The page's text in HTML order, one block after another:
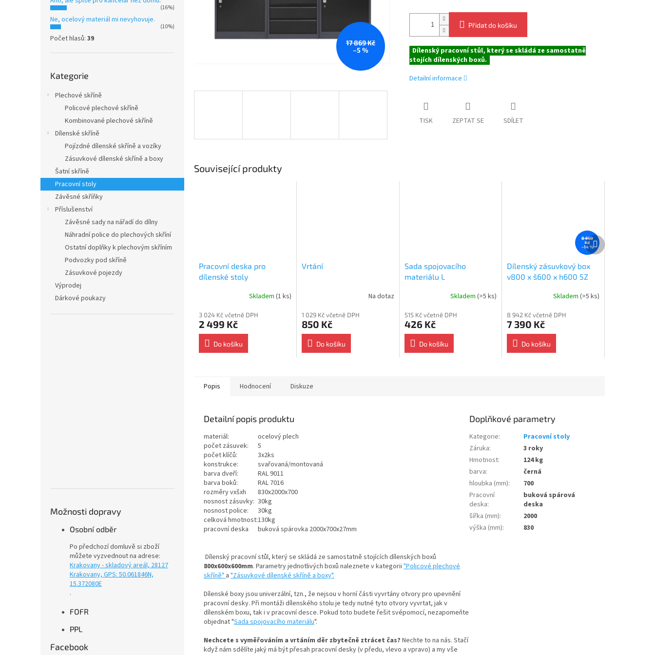
(16%)
Ne, ocelový materiál mi nevyhovuje.
(10%)
Počet hlasů: 39
kategorie
Kategorie
Plechové skříně
Policové plechové skříně
Kombinované plechové skříně
Dílenské skříně
Pojízdné dílenské skříně a vozíky
Zásuvkové dílenské skříně a boxy
Šatní skříně
Pracovní stoly
Závěsné skříňky
Příslušenství
Závěsné sady na nářadí do dílny
Náhradní police do plechových skříní
Ostatní doplňky k plechovým skříním
Podvozky pod skříně
Zásuvkové pojezdy
Výprodej
Dárkové poukazy
Možnosti dopravy
Osobní odběr
Po předchozí domluvě si zboží
můžete vyzvednout na adrese:
Krakovany - skladový areál, 28127
Krakovany, GPS: 50.061846N,
15.372080E
.
FOFR
PPL
Facebook
17 869 Kč
–5 %
Přidat do košíku
Dílenský pracovní stůl, který se skládá ze samostatně
stojích dílenských boxů.
Detailní informace
TISK ZEPTAT SE SDÍLET
Související produkty
Pracovní deska pro
dílenské stoly
produktu
je
5.0
5
Skladem (1 ks)
3 024 Kč včetně DPH
2 499 Kč
Do košíku
Vrtání
Na dotaz
1 029 Kč včetně DPH
850 Kč
Do košíku
Sada spojovacího
materiálu L
Skladem(>5 ks)
515 Kč včetně DPH
426 Kč
Do košíku
8 660
Kč
–14 %
Dílenský zásuvkový box
v800 x š600 x h600 5Z
Skladem (>5 ks)
8 942 Kč včetně DPH
7 390 Kč
Do košíku
Další
produkt
Popis Hodnocení Diskuze
Detailní popis produktu
materiál:
ocelový plech
počet zásuvek:
5
počet klíčů:
3x2ks
konstrukce:
svařovaná/montovaná
barva dveří:
RAL 9011
barva boků:
RAL 7016
rozměry vxšxh
830x2000x700
nosnost zásuvky: 30kg
nosnost police:
30kg
celková hmotnost:130kg
pracovní deska
buková spárovka 2000x700x27mm
Dílenský pracovní stůl, který se skládá ze samostatně stojících dílenských boxů
800x600x600mm. Parametry jednotlivých boxů naleznete v kategorii "Policové plechové
skříně" a "Zásuvkové dílenské skříně a boxy".
Dílenské boxy jsou univerzální, tzn., že nejsou v horní části vyvrtány otvory pro upevnění
pracovní desky. Při montáži dílenského stolu je tedy nutné tyto otvory vyvrtat, jak v
dílenském boxu, tak i v pracovní desce. Pokud toto budete řešit svépomocí, nezapomeňte
objednat "Sada spojovacího materiálu".
Nechcete s vyměřováním a vrtáním děr zbytečně ztrácet čas? Nechte to na nás. Stačí
když nám sdělíte jaký má být přesah pracovní desky (v předu, vlevo a vpravo) a my vše
Doplňkové parametry
Kategorie:
Pracovní stoly
Záruka:
3 roky
Hmotnost:
124 kg
barva:
černá
hloubka (mm):
700
Pracovní
deska:
buková spárová
deska
šířka (mm):
2000
výška (mm): 830